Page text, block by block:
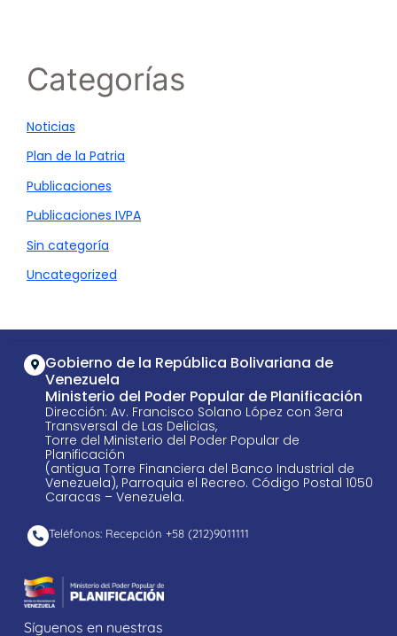
Categorías
Noticias
Plan de la Patria
Publicaciones
Publicaciones IVPA
Sin categoría
Uncategorized
Gobierno de la República Bolivariana de
Venezuela
Ministerio del Poder Popular de Planificación
Dirección: Av. Francisco Solano López con 3era
Transversal de Las Delicias,
Torre del Ministerio del Poder Popular de
Planificación
(antigua Torre Financiera del Banco Industrial de
Venezuela), Parroquia el Recreo. Código Postal 1050
Caracas – Venezuela.
Teléfonos: Recepción +58 ​(212)9011111
Síguenos en nuestras